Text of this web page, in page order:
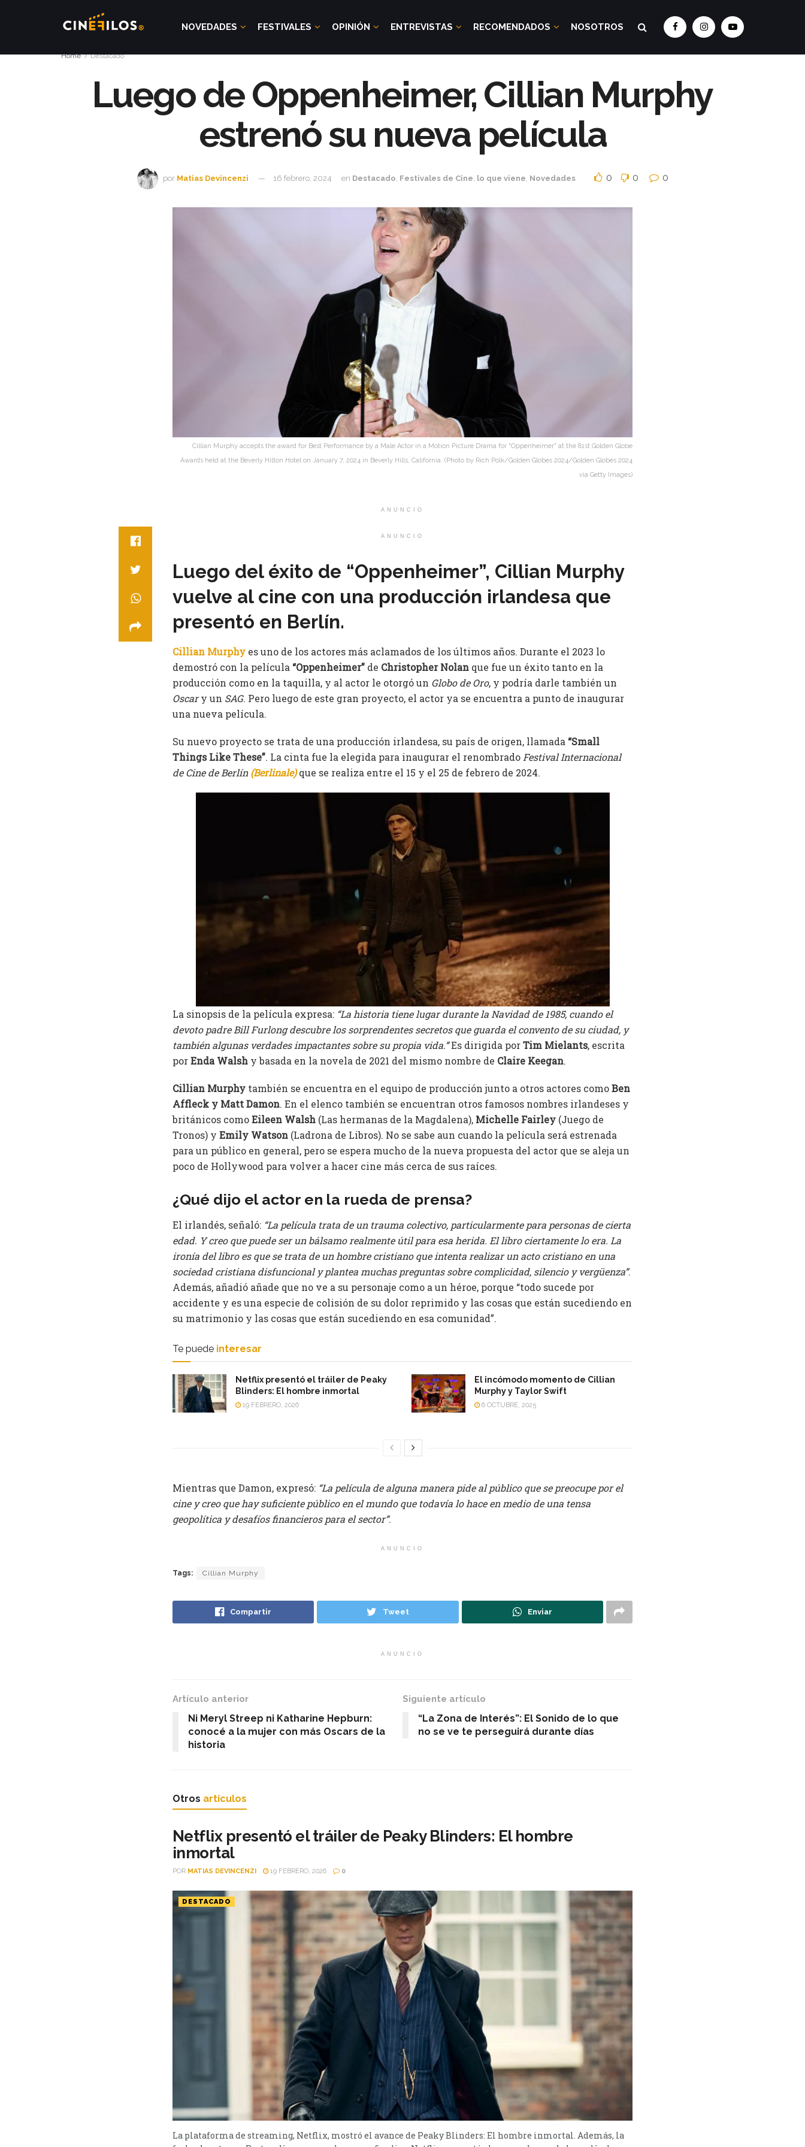
NOVEDADES FESTIVALES OPINIÓN ENTREVISTAS RECOMENDADOS NOSOTROS
Home Destacado
Luego de Oppenheimer, Cillian Murphy
estrenó su nueva película
por Matias Devincenzi 16 febrero, 2024 en Destacado Festivales de Cine lo que viene Novedades 0 0 0
Cillian Murphy accepts the award for Best Performance by a Male Actor in a Motion Picture Drama for "Oppenheimer" at the 81st Golden Globe
Awards held at the Beverly Hilton Hotel on January 7, 2024 in Beverly Hills, California. (Photo by Rich Polk/Golden Globes 2024/Golden Globes 2024
via Getty Images)
ANUNCIO
ANUNCIO
Luego del éxito de “Oppenheimer”, Cillian Murphy
vuelve al cine con una producción irlandesa que
presentó en Berlín.
Cillian Murphy es uno de los actores más aclamados de los últimos años. Durante el 2023 lo
demostró con la película “Oppenheimer” de Christopher Nolan que fue un éxito tanto en la
producción como en la taquilla, y al actor le otorgó un Globo de Oro, y podría darle también un
Oscary un SAG. Pero luego de este gran proyecto, el actor ya se encuentra a punto de inaugurar
una nueva película.
Su nuevo proyecto se trata de una producción irlandesa, su país de origen, llamada “Small
Things Like These”. La cinta fue la elegida para inaugurar el renombrado Festival Internacional
de Cine de Berlín(Berlinale) que se realiza entre el 15 y el 25 de febrero de 2024.
La sinopsis de la película expresa: “La historia tiene lugar durante la Navidad de 1985, cuando el
devoto padre Bill Furlong descubre los sorprendentes secretos que guarda el convento de su ciudad, y
también algunas verdades impactantes sobre su propia vida.”Es dirigida porTim Mielants, escrita
porEnda Walsh y basada en la novela de 2021 del mismo nombre de Claire Keegan.
Cillian Murphy también se encuentra en el equipo de producción junto a otros actores comoBen
Affleck y Matt Damon. En el elenco también se encuentran otros famosos nombres irlandeses y
británicos comoEileen Walsh (Las hermanas de la Magdalena), Michelle Fairley (Juego de
Tronos) y Emily Watson (Ladrona de Libros). No se sabe aun cuando la película será estrenada
para un público en general, pero se espera mucho de la nueva propuesta del actor que se aleja un
poco de Hollywood para volver a hacer cine más cerca de sus raíces.
¿Qué dijo el actor en la rueda de prensa?
El irlandés, señaló: “La película trata de un trauma colectivo, particularmente para personas de cierta
edad. Y creo que puede ser un bálsamo realmente útil para esa herida. El libro ciertamente lo era. La
ironía del libro es que se trata de un hombre cristiano que intenta realizar un acto cristiano en una
sociedad cristiana disfuncional y plantea muchas preguntas sobre complicidad, silencio y vergüenza”.
Además, añadió añade que no ve a su personaje como a un héroe, porque “todo sucede por
accidente y es una especie de colisión de su dolor reprimido y las cosas que están sucediendo en
su matrimonio y las cosas que están sucediendo en esa comunidad”.
Te puede interesar
Netflix presentó el tráiler de Peaky
Blinders: El hombre inmortal
19 FEBRERO, 2026
El incómodo momento de Cillian
Murphy y Taylor Swift
6 OCTUBRE, 2025
Mientras que Damon, expresó: “La película de alguna manera pide al público que se preocupe por el
cine y creo que hay suficiente público en el mundo que todavía lo hace en medio de una tensa
geopolítica y desafíos financieros para el sector”.
ANUNCIO
Tags: Cillian Murphy
Compartir Tweet Enviar
ANUNCIO
Artículo anterior
Ni Meryl Streep ni Katharine Hepburn:
conocé a la mujer con más Oscars de la
historia
Siguiente artículo
“La Zona de Interés”: El Sonido de lo que
no se ve te perseguirá durante días
Otros artículos
Netflix presentó el tráiler de Peaky Blinders: El hombre
inmortal
POR MATIAS DEVINCENZI 19 FEBRERO, 2026 0
DESTACADO
La plataforma de streaming, Netflix, mostró el avance de Peaky Blinders: El hombre inmortal. Además, la